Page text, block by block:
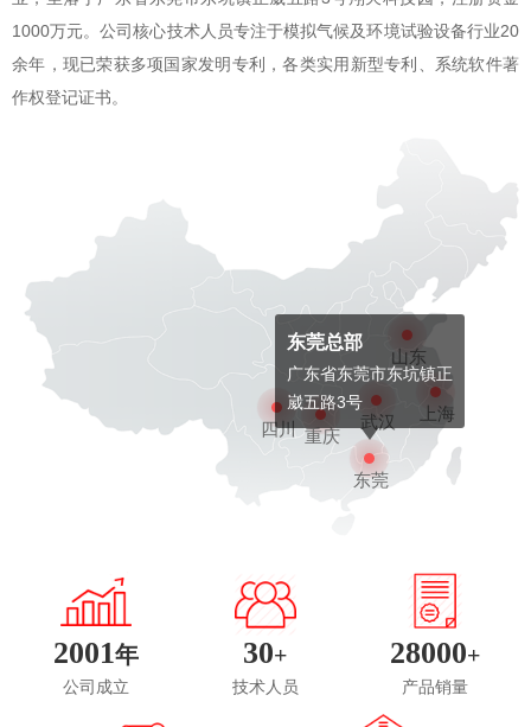
1000万元。公司核心技术人员专注于模拟气候及环境试验设备行业20
余年，现已荣获多项国家发明专利，各类实用新型专利、系统软件著
作权登记证书。
四川 重庆
东莞
东莞总部
广东省东莞市东坑镇正
崴五路3号
武汉
山东
上海
2001年
公司成立
30+
技术人员
28000+
产品销量